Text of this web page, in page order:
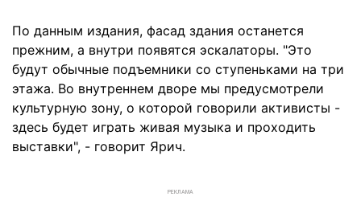
По данным издания, фасад здания останется
прежним, а внутри появятся эскалаторы. "Это
будут обычные подъемники со ступеньками на три
этажа. Во внутреннем дворе мы предусмотрели
культурную зону, о которой говорили активисты -
здесь будет играть живая музыка и проходить
выставки", - говорит Ярич.
РЕКЛАМА